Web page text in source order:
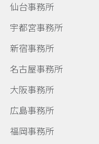
仙台事務所
宇都宮事務所
新宿事務所
名古屋事務所
大阪事務所
広島事務所
福岡事務所